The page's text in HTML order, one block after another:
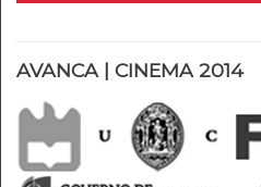
AVANCA | CINEMA 2014